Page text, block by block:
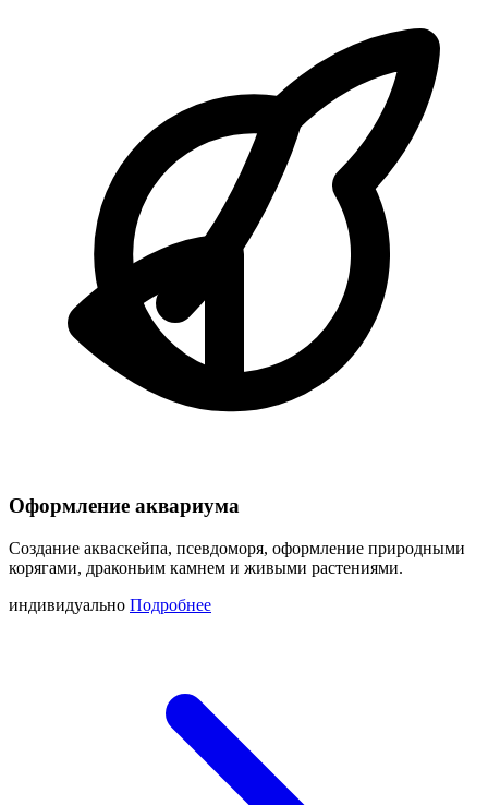
Оформление аквариума
Создание акваскейпа, псевдоморя, оформление природными
корягами, драконьим камнем и живыми растениями.
индивидуально Подробнее